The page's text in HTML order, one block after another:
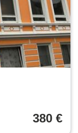
380 €